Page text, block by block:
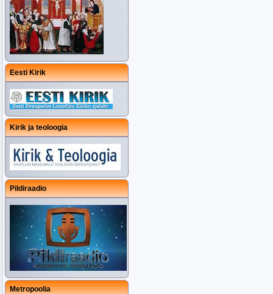
Eesti Kirik
Kirik ja teoloogia
Pildiraadio
Metropoolia